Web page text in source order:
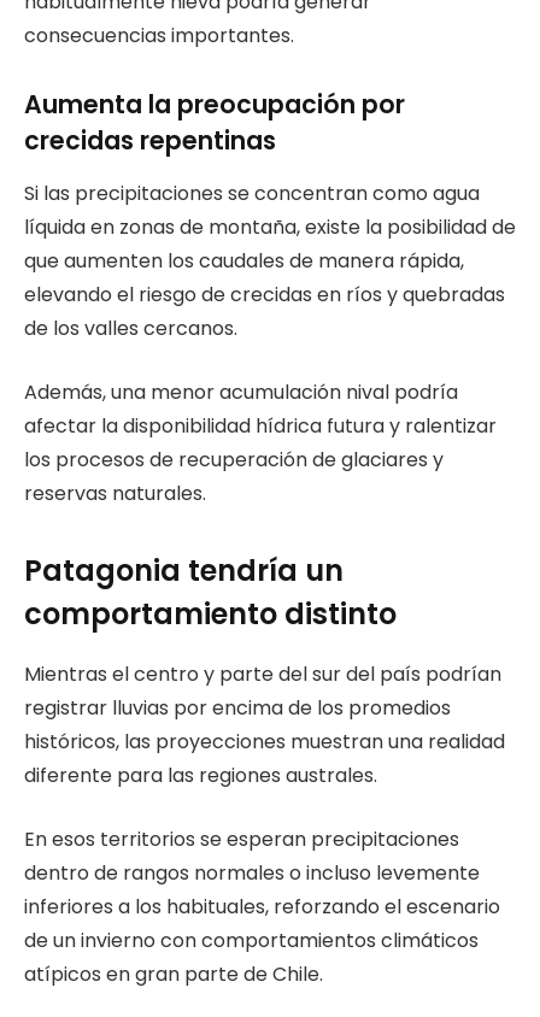
consecuencias importantes.
Aumenta la preocupación por
crecidas repentinas
Si las precipitaciones se concentran como agua
líquida en zonas de montaña, existe la posibilidad de
que aumenten los caudales de manera rápida,
elevando el riesgo de crecidas en ríos y quebradas
de los valles cercanos.
Además, una menor acumulación nival podría
afectar la disponibilidad hídrica futura y ralentizar
los procesos de recuperación de glaciares y
reservas naturales.
Patagonia tendría un
comportamiento distinto
Mientras el centro y parte del sur del país podrían
registrar lluvias por encima de los promedios
históricos, las proyecciones muestran una realidad
diferente para las regiones australes.
En esos territorios se esperan precipitaciones
dentro de rangos normales o incluso levemente
inferiores a los habituales, reforzando el escenario
de un invierno con comportamientos climáticos
atípicos en gran parte de Chile.